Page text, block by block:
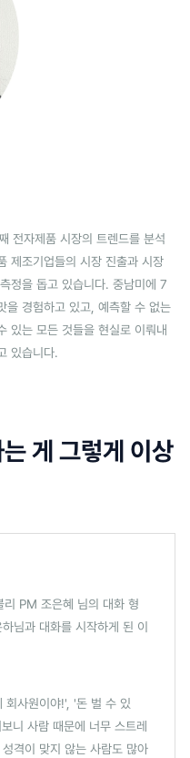
전자제품 시장의 트렌드를 분석
제조기업들의 시장 진출과 시장
정을 돕고 있습니다. 중남미에 7
을 경험하고 있고, 예측할 수 없는
있는 모든 것들을 현실로 이뤄내
있습니다.
게 그렇게 이상
PM 조은혜 님의 대화 형
님과 대화를 시작하게 된 이
회사원이야!', '돈 벌 수 있
니 사람 때문에 너무 스트레
격이 맞지 않는 사람도 많아